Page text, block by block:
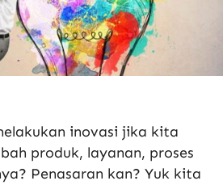
inovasi jika kita
produk, layanan, proses
Penasaran kan? Yuk kita